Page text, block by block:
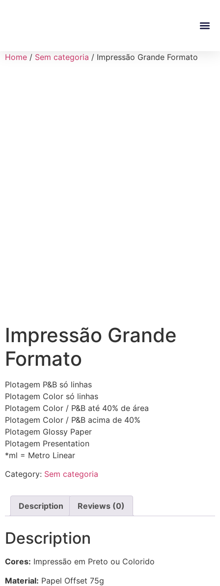
Home / Sem categoria / Impressão Grande Formato
Impressão Grande
Formato
Plotagem P&B só linhas
Plotagem Color só linhas
Plotagem Color / P&B até 40% de área
Plotagem Color / P&B acima de 40%
Plotagem Glossy Paper
Plotagem Presentation
*ml = Metro Linear
Category: Sem categoria
Description Reviews (0)
Description
Cores: Impressão em Preto ou Colorido
Material: Papel Offset 75g